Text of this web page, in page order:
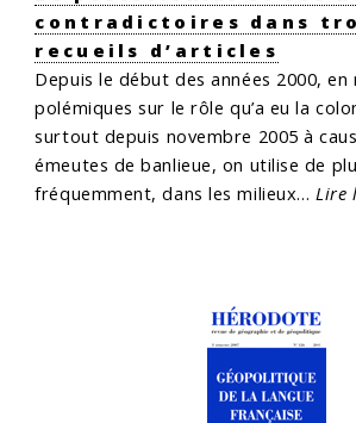
contradictoires dans
recueils d’articles
Depuis le début des années 2000, en
polémiques sur le rôle qu’a eu la
surtout depuis novembre 2005 à
émeutes de banlieue, on utilise de
fréquemment, dans les milieux… Lire